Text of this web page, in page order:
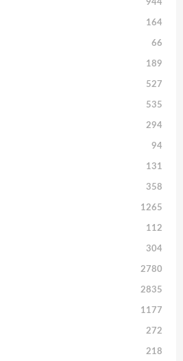
944
164
66
189
527
535
294
94
131
358
1265
112
304
2780
2835
1177
272
218